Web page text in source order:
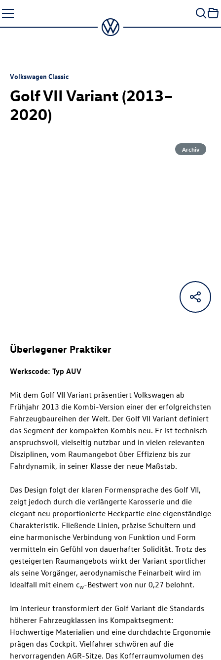
Seiteninhalt
springen
Volkswagen Classic
Golf VII Variant (2013–
2020)
Archiv
Überlegener Praktiker
Werkscode: Typ AUV
Mit dem Golf VII Variant präsentiert Volkswagen ab
Frühjahr 2013 die Kombi-Version einer der erfolgreichsten
Fahrzeugbaureihen der Welt. Der Golf VII Variant definiert
das Segment der kompakten Kombis neu. Er ist technisch
anspruchsvoll, vielseitig nutzbar und in vielen relevanten
Disziplinen, vom Raumangebot über Effizienz bis zur
Fahrdynamik, in seiner Klasse der neue Maßstab.
Das Design folgt der klaren Formensprache des Golf VII,
zeigt jedoch durch die verlängerte Karosserie und die
elegant neu proportionierte Heckpartie eine eigenständige
Charakteristik. Fließende Linien, präzise Schultern und
eine harmonische Verbindung von Funktion und Form
vermitteln ein Gefühl von dauerhafter Solidität. Trotz des
gesteigerten Raumangebots wirkt der Variant sportlicher
als seine Vorgänger, aerodynamische Feinarbeit wird im
Idealfall mit einem cw-Bestwert von nur 0,27 belohnt.
Im Interieur transformiert der Golf Variant die Standards
höherer Fahrzeugklassen ins Kompaktsegment:
Hochwertige Materialien und eine durchdachte Ergonomie
prägen das Cockpit. Vielfahrer schwören auf die
hervorragenden AGR-Sitze. Das Kofferraumvolumen des